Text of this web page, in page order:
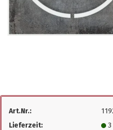
Art.Nr.:
Lieferzeit: